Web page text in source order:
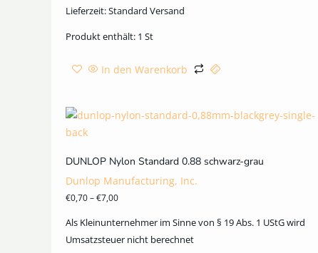
Lieferzeit:Standard Versand
Produkt enthält: 1 St
In den Warenkorb
DUNLOP Nylon Standard 0.88 schwarz-grau
Dunlop Manufacturing, Inc.
€0,70–€7,00
Als Kleinunternehmer im Sinne von § 19 Abs. 1 UStG wird
Umsatzsteuer nicht berechnet